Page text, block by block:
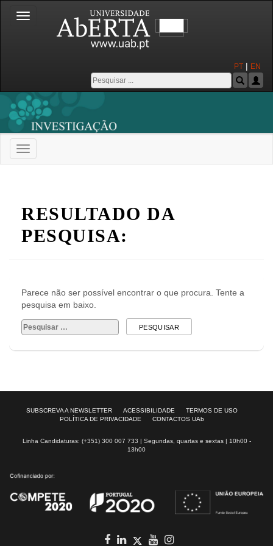
Toggle
navigation
PT | EN
Toggle
navigation
RESULTADO DA
PESQUISA:
Parece não ser possível encontrar o que procura. Tente a
pesquisa em baixo.
Pesquisar
por:
SUBSCREVA A NEWSLETTER ACESSIBILIDADE
TERMOS DE USO
POLÍTICA DE PRIVACIDADE
CONTACTOS UAb
Linha Candidaturas: (+351) 300 007 733 | Segundas, quartas e sextas | 10h00 -
13h00
Twitter